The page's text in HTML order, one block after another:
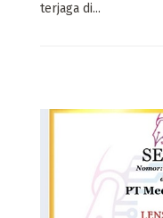
terjaga di...